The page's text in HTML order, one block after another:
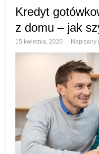
Kredyt
z domu – jak
15 kwietnia, 2020 Napisany